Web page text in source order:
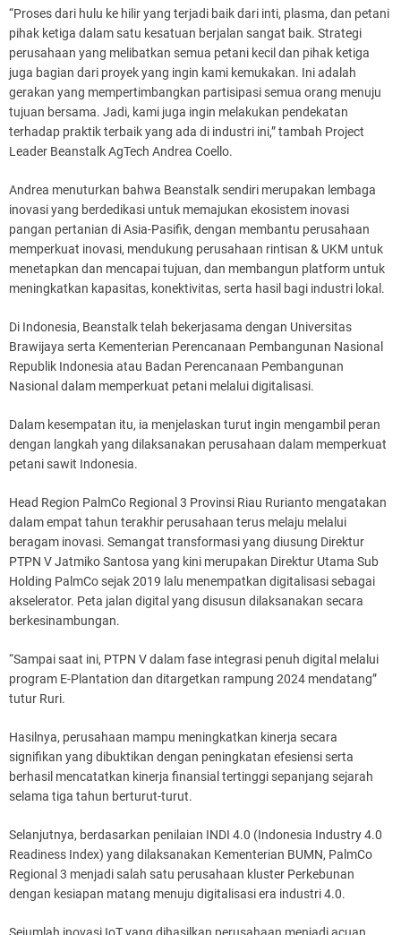
“Proses dari hulu ke hilir yang terjadi baik dari inti, plasma, dan petani
pihak ketiga dalam satu kesatuan berjalan sangat baik. Strategi
perusahaan yang melibatkan semua petani kecil dan pihak ketiga
juga bagian dari proyek yang ingin kami kemukakan. Ini adalah
gerakan yang mempertimbangkan partisipasi semua orang menuju
tujuan bersama. Jadi, kami juga ingin melakukan pendekatan
terhadap praktik terbaik yang ada di industri ini,” tambah Project
Leader Beanstalk AgTech Andrea Coello.
Andrea menuturkan bahwa Beanstalk sendiri merupakan lembaga
inovasi yang berdedikasi untuk memajukan ekosistem inovasi
pangan pertanian di Asia-Pasifik, dengan membantu perusahaan
memperkuat inovasi, mendukung perusahaan rintisan & UKM untuk
menetapkan dan mencapai tujuan, dan membangun platform untuk
meningkatkan kapasitas, konektivitas, serta hasil bagi industri lokal.
Di Indonesia, Beanstalk telah bekerjasama dengan Universitas
Brawijaya serta Kementerian Perencanaan Pembangunan Nasional
Republik Indonesia atau Badan Perencanaan Pembangunan
Nasional dalam memperkuat petani melalui digitalisasi.
Dalam kesempatan itu, ia menjelaskan turut ingin mengambil peran
dengan langkah yang dilaksanakan perusahaan dalam memperkuat
petani sawit Indonesia.
Head Region PalmCo Regional 3 Provinsi Riau Rurianto mengatakan
dalam empat tahun terakhir perusahaan terus melaju melalui
beragam inovasi. Semangat transformasi yang diusung Direktur
PTPN V Jatmiko Santosa yang kini merupakan Direktur Utama Sub
Holding PalmCo sejak 2019 lalu menempatkan digitalisasi sebagai
akselerator. Peta jalan digital yang disusun dilaksanakan secara
berkesinambungan.
“Sampai saat ini, PTPN V dalam fase integrasi penuh digital melalui
program E-Plantation dan ditargetkan rampung 2024 mendatang”
tutur Ruri.
Hasilnya, perusahaan mampu meningkatkan kinerja secara
signifikan yang dibuktikan dengan peningkatan efesiensi serta
berhasil mencatatkan kinerja finansial tertinggi sepanjang sejarah
selama tiga tahun berturut-turut.
Selanjutnya, berdasarkan penilaian INDI 4.0 (Indonesia Industry 4.0
Readiness Index) yang dilaksanakan Kementerian BUMN, PalmCo
Regional 3 menjadi salah satu perusahaan kluster Perkebunan
dengan kesiapan matang menuju digitalisasi era industri 4.0.